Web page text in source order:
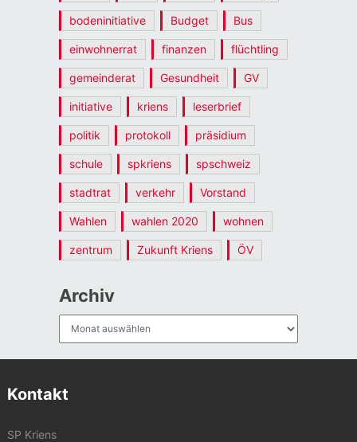
bodeninitiative Budget Bus
einwohnerrat finanzen flüchtling
gemeinderat Gesundheit GV
initiative kriens leserbrief
politik protokoll präsidium
schule spkriens spschweiz
stadtrat verkehr Vorstand
Wahlen wahlen 2020 wohnen
zentrum Zukunft Kriens ÖV
Archiv
Kontakt
SP Kriens